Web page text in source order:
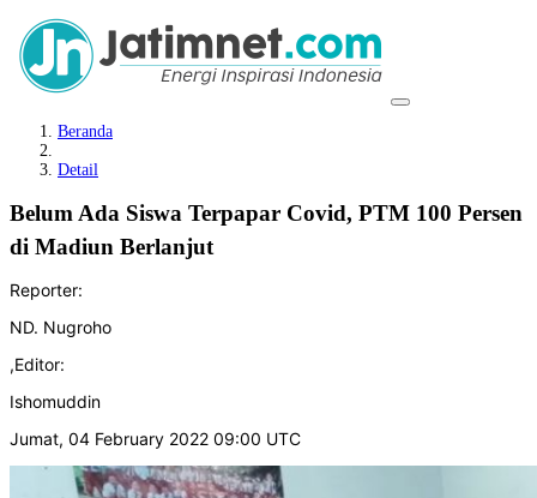
Beranda
Detail
Belum Ada Siswa Terpapar Covid, PTM 100 Persen
di Madiun Berlanjut
Reporter:
ND. Nugroho
,Editor:
Ishomuddin
Jumat, 04 February 2022 09:00 UTC